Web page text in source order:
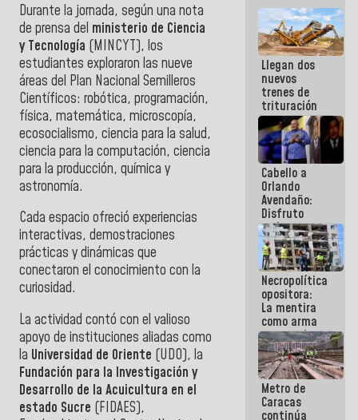
Durante la jornada, según una nota
de prensa del ministerio de Ciencia
y Tecnología (MINCYT), los
estudiantes exploraron las nueve
áreas del Plan Nacional Semilleros
Científicos: robótica, programación,
física, matemática, microscopía,
ecosocialismo, ciencia para la salud,
ciencia para la computación, ciencia
para la producción, química y
astronomía.
Cada espacio ofreció experiencias
interactivas, demostraciones
prácticas y dinámicas que
conectaron el conocimiento con la
curiosidad.
La actividad contó con el valioso
apoyo de instituciones aliadas como
la Universidad de Oriente (UDO), la
Fundación para la Investigación y
Desarrollo de la Acuicultura en el
estado Sucre (FIDAES),
Llegan dos
nuevos
trenes de
trituración
para
optimizar
manejo de
escombros
en La Guaira
Cabello a
Orlando
Avendaño:
Disfruto
cada vez
que escribes
porque lo
que haces
es
embarrarla
Necropolítica
opositora:
La mentira
como arma
contra el
Pueblo
Metro de
Caracas
continúa